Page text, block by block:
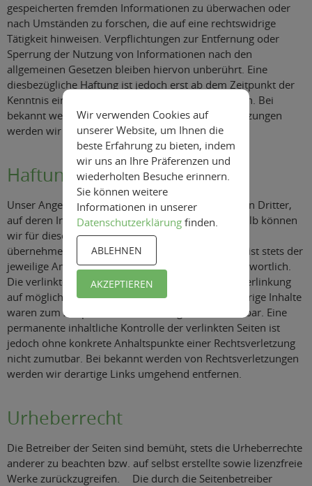
Wir verwenden Cookies auf
unserer Website, um Ihnen die
beste Erfahrung zu bieten, indem
wir uns an Ihre Präferenzen und
wiederholten Besuche erinnern.
Sie können weitere
Informationen in unserer
Datenschutzerklärungfinden.
ABLEHNEN
AKZEPTIEREN
gespeicherten fremden Informationen zu überwachen oder
nach Umständen zu forschen, die auf eine rechtswidrige
Tätigkeit hinweisen. Verpflichtungen zur Entfernung oder
Sperrung der Nutzung von Informationen nach den
allgemeinen Gesetzen bleiben hiervon unberührt. Eine
diesbezügliche Haftung ist jedoch erst ab dem Zeitpunkt der
Kenntnis einer konkreten Rechtsverletzung möglich. Bei
bekannt werden von entsprechenden Rechtsverletzungen
werden wir diese Inhalte umgehend entfernen.
Haftung für Links
Unser Angebot enthält Links zu externen Webseiten Dritter,
auf deren Inhalte wir keinen Einfluss haben. Deshalb können
wir für diese fremden Inhalte auch keine Gewähr
übernehmen. Für die Inhalte der verlinkten Seiten ist stets der
jeweilige Anbieter oder Betreiber der Seiten verantwortlich.
Die verlinkten Seiten wurden zum Zeitpunkt der Verlinkung
auf mögliche Rechtsverstöße überprüft. Rechtswidrige Inhalte
waren zum Zeitpunkt der Verlinkung nicht erkennbar. Eine
permanente inhaltliche Kontrolle der verlinkten Seiten ist
jedoch ohne konkrete Anhaltspunkte einer Rechtsverletzung
nicht zumutbar. Bei bekannt werden von Rechtsverletzungen
werden wir derartige Links umgehend entfernen.
Urheberrecht
Die Betreiber der Seiten sind bemüht, stets die Urheberrechte
anderer zu beachten bzw. auf selbst erstellte sowie lizenzfreie
Werke zurückzugreifen. Die durch die Seitenbetreiber